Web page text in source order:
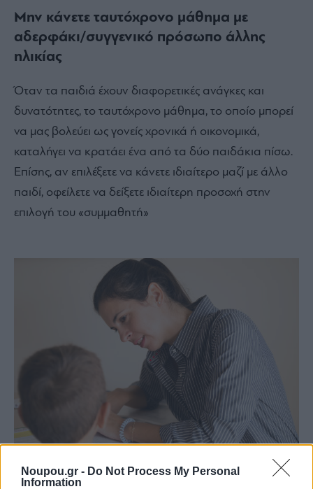
Noupou.gr - Do Not Process My Personal
Information
Μην κάνετε ταυτόχρονο μάθημα με
αδερφάκι/συγγενικό πρόσωπο άλλης
ηλικίας
Όταν τα παιδιά έχουν διαφορετικές ανάγκες και
δυνατότητες, το ταυτόχρονο μάθημα, το οποίο μπορεί
να μας βολεύει ως γονείς χρονικά ή οικονομικά,
καταλήγει να κρατάει ένα από τα δύο παιδάκια πίσω.
Επίσης, αν επιλέξετε να κάνετε ιδιαίτερο μαζί με άλλο
παιδί, οφείλετε να δείξετε ιδιαίτερη προσοχή στην
επιλογή του «συμμαθητή»